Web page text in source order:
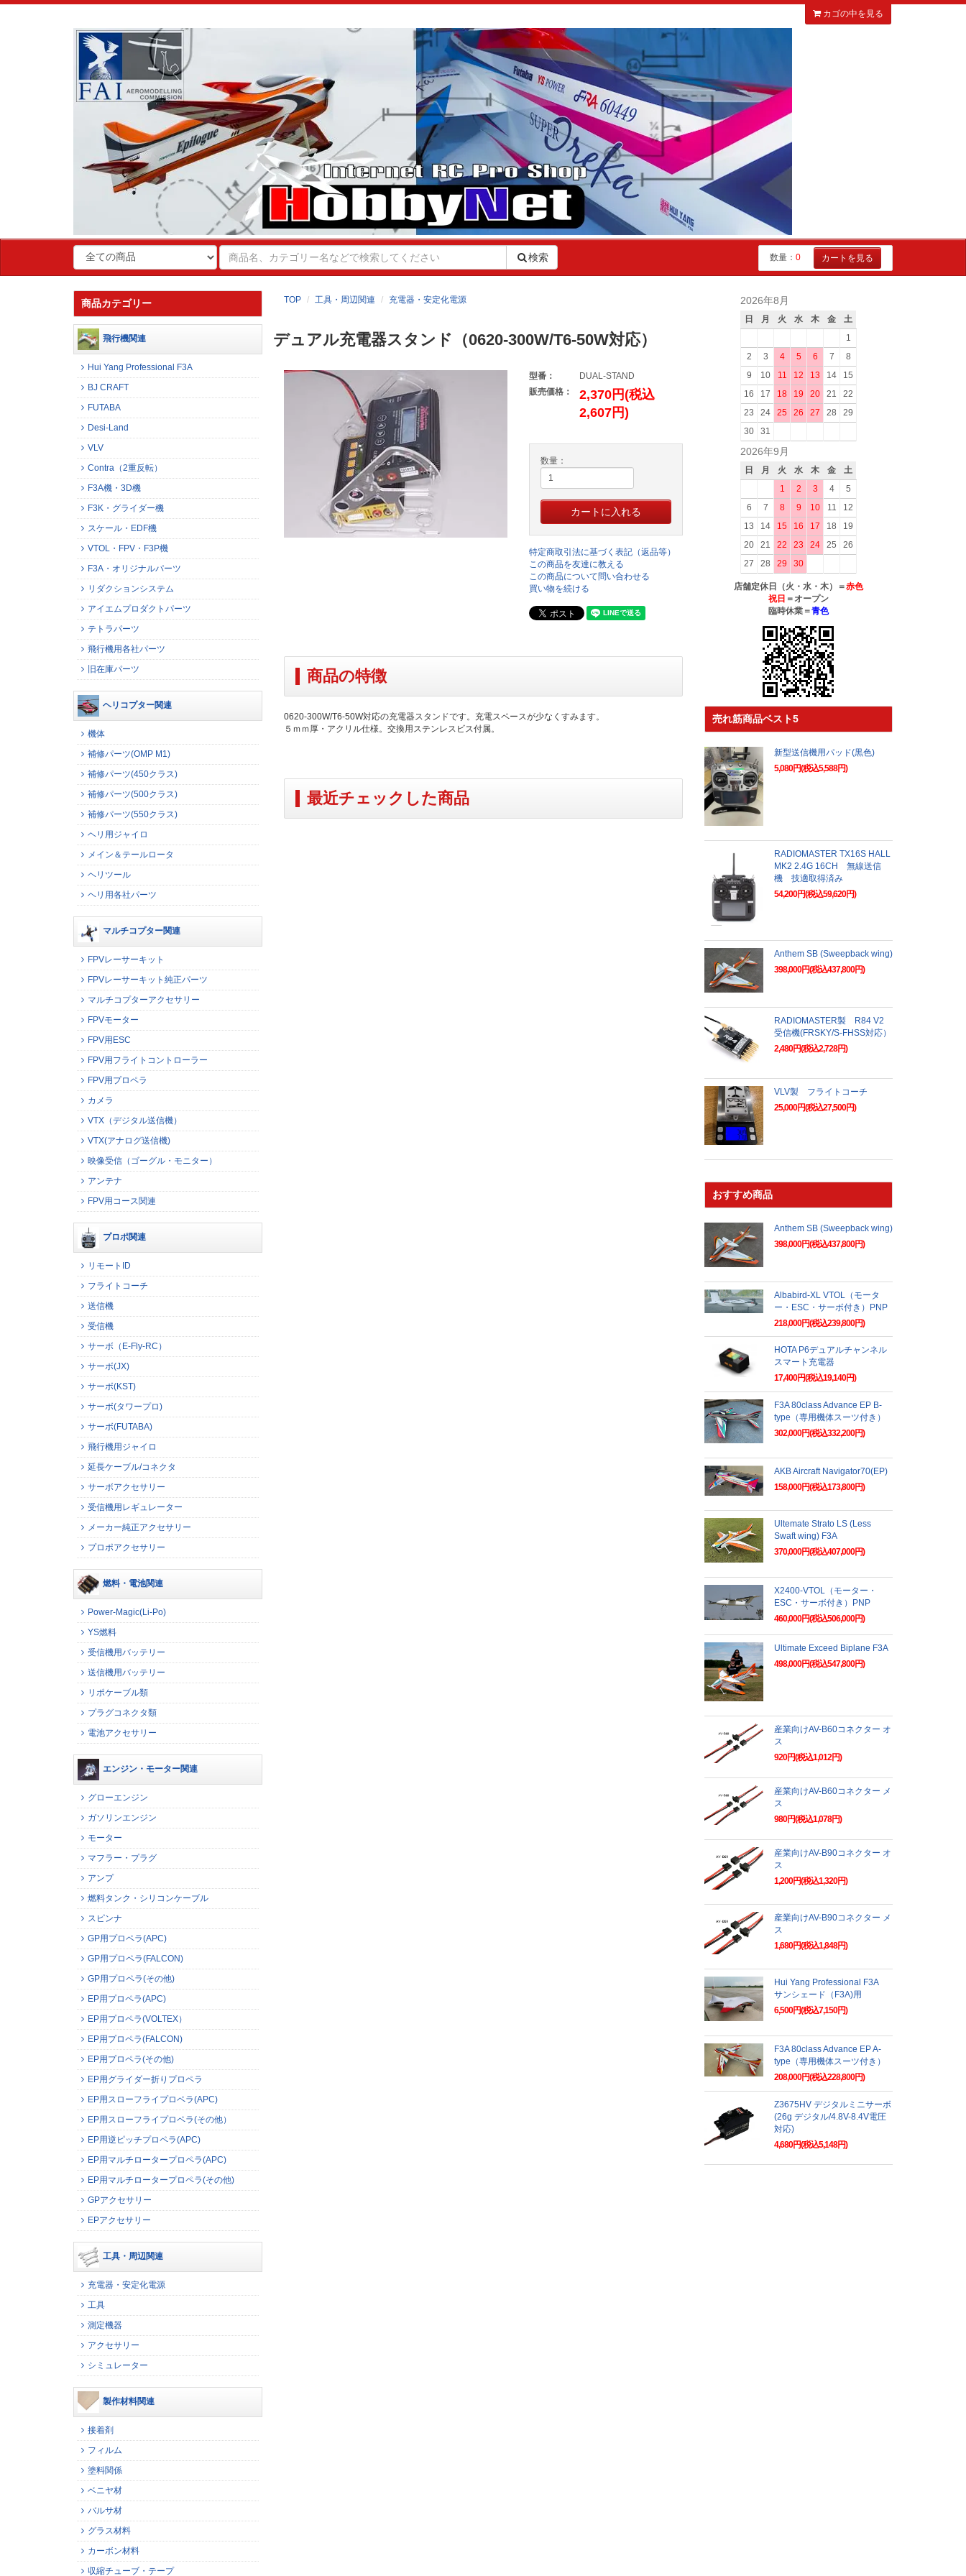
カゴの中を見る
検索 数量： 0 カートを見る
TOP 工具・周辺関連 充電器・安定化電源
デュアル充電器スタンド（0620-300W/T6-50W対応）
型番：
DUAL-STAND
販売価格：
2,370円(税込
2,607円)
数量：
特定商取引法に基づく表記（返品等）
この商品を友達に教える
この商品について問い合わせる
買い物を続ける
商品の特徴
0620-300W/T6-50W対応の充電器スタンドです。充電スペースが少なくすみます。
５ｍｍ厚・アクリル仕様。交換用ステンレスビス付属。
最近チェックした商品
商品カテゴリー
飛行機関連
Hui Yang Professional F3A
BJ CRAFT
FUTABA
Desi-Land
VLV
Contra（2重反転）
F3A機・3D機
F3K・グライダー機
スケール・EDF機
VTOL・FPV・F3P機
F3A・オリジナルパーツ
リダクションシステム
アイエムプロダクトパーツ
テトラパーツ
飛行機用各社パーツ
旧在庫パーツ
ヘリコプター関連
機体
補修パーツ(OMP M1)
補修パーツ(450クラス)
補修パーツ(500クラス)
補修パーツ(550クラス)
ヘリ用ジャイロ
メイン＆テールロータ
ヘリツール
ヘリ用各社パーツ
マルチコプター関連
FPVレーサーキット
FPVレーサーキット純正パーツ
マルチコプターアクセサリー
FPVモーター
FPV用ESC
FPV用フライトコントローラー
FPV用プロペラ
カメラ
VTX（デジタル送信機）
VTX(アナログ送信機)
映像受信（ゴーグル・モニター）
アンテナ
FPV用コース関連
プロポ関連
リモートID
フライトコーチ
送信機
受信機
サーボ（E-Fly-RC）
サーボ(JX)
サーボ(KST)
サーボ(タワープロ)
サーボ(FUTABA)
飛行機用ジャイロ
延長ケーブル/コネクタ
サーボアクセサリー
受信機用レギュレーター
メーカー純正アクセサリー
プロポアクセサリー
燃料・電池関連
Power-Magic(Li-Po)
YS燃料
受信機用バッテリー
送信機用バッテリー
リポケーブル類
プラグコネクタ類
電池アクセサリー
エンジン・モーター関連
グローエンジン
ガソリンエンジン
モーター
マフラー・プラグ
アンプ
燃料タンク・シリコンケーブル
スピンナ
GP用プロペラ(APC)
GP用プロペラ(FALCON)
GP用プロペラ(その他)
EP用プロペラ(APC)
EP用プロペラ(VOLTEX）
EP用プロペラ(FALCON)
EP用プロペラ(その他)
EP用グライダー折りプロペラ
EP用スローフライプロペラ(APC)
EP用スローフライプロペラ(その他）
EP用逆ピッチプロペラ(APC)
EP用マルチロータープロペラ(APC)
EP用マルチロータープロペラ(その他)
GPアクセサリー
EPアクセサリー
工具・周辺関連
充電器・安定化電源
工具
測定機器
アクセサリー
シミュレーター
製作材料関連
接着剤
フィルム
塗料関係
ベニヤ材
バルサ材
グラス材料
カーボン材料
収縮チューブ・テープ
2026年8月
日 月 火 水 木 金
土
1
2
3 4 5 6 7
8
9
10 11 12 13 14
15
16
17 18 19 20 21
22
23
24 25 26 27 28
29
30
31
2026年9月
日 月 火 水 木 金
土
1
2 3 4
5
6
7 8 9 10 11
12
13
14 15 16 17 18
19
20
21 22 23 24 25
26
27
28 29 30
店舗定休日（火・水・木）＝赤色
祝日 ＝オープン
臨時休業＝青色
売れ筋商品ベスト5
新型送信機用パッド(黒色)
5,080円(税込5,588円)
RADIOMASTER TX16S HALL
MK2 2.4G 16CH 無線送信
機 技適取得済み
54,200円(税込59,620円)
Anthem SB (Sweepback wing)
398,000円(税込437,800円)
RADIOMASTER製 R84 V2
受信機(FRSKY/S-FHSS対応）
2,480円(税込2,728円)
VLV製 フライトコーチ
25,000円(税込27,500円)
おすすめ商品
Anthem SB (Sweepback wing)
398,000円(税込437,800円)
Albabird-XL VTOL（モータ
ー・ESC・サーボ付き）PNP
218,000円(税込239,800円)
HOTA P6デュアルチャンネル
スマート充電器
17,400円(税込19,140円)
F3A 80class Advance EP B-
type（専用機体スーツ付き）
302,000円(税込332,200円)
AKB Aircraft Navigator70(EP)
158,000円(税込173,800円)
Ultemate Strato LS (Less
Swaft wing) F3A
370,000円(税込407,000円)
X2400-VTOL（モーター・
ESC・サーボ付き）PNP
460,000円(税込506,000円)
Ultimate Exceed Biplane F3A
498,000円(税込547,800円)
産業向けAV-B60コネクター オ
ス
920円(税込1,012円)
産業向けAV-B60コネクター メ
ス
980円(税込1,078円)
産業向けAV-B90コネクター オ
ス
1,200円(税込1,320円)
産業向けAV-B90コネクター メ
ス
1,680円(税込1,848円)
Hui Yang Professional F3A
サンシェード（F3A)用
6,500円(税込7,150円)
F3A 80class Advance EP A-
type（専用機体スーツ付き）
208,000円(税込228,800円)
Z3675HV デジタルミニサーボ
(26g デジタル/4.8V-8.4V電圧
対応)
4,680円(税込5,148円)